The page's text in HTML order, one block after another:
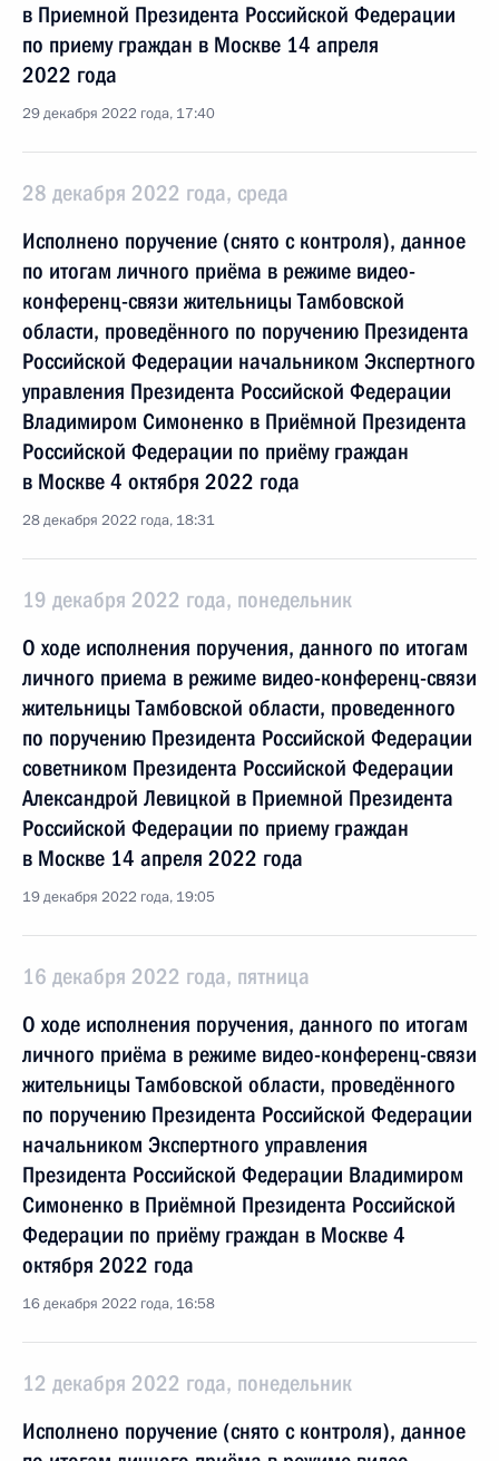
в Приемной Президента Российской Федерации
по приему граждан в Москве 14 апреля
2022 года
29 декабря 2022 года, 17:40
28 декабря 2022 года, среда
Исполнено поручение (снято с контроля), данное
по итогам личного приёма в режиме видео-
конференц-связи жительницы Тамбовской
области, проведённого по поручению Президента
Российской Федерации начальником Экспертного
управления Президента Российской Федерации
Владимиром Симоненко в Приёмной Президента
Российской Федерации по приёму граждан
в Москве 4 октября 2022 года
28 декабря 2022 года, 18:31
19 декабря 2022 года, понедельник
О ходе исполнения поручения, данного по итогам
личного приема в режиме видео-конференц-связи
жительницы Тамбовской области, проведенного
по поручению Президента Российской Федерации
советником Президента Российской Федерации
Александрой Левицкой в Приемной Президента
Российской Федерации по приему граждан
в Москве 14 апреля 2022 года
19 декабря 2022 года, 19:05
16 декабря 2022 года, пятница
О ходе исполнения поручения, данного по итогам
личного приёма в режиме видео-конференц-связи
жительницы Тамбовской области, проведённого
по поручению Президента Российской Федерации
начальником Экспертного управления
Президента Российской Федерации Владимиром
Симоненко в Приёмной Президента Российской
Федерации по приёму граждан в Москве 4
октября 2022 года
16 декабря 2022 года, 16:58
12 декабря 2022 года, понедельник
Исполнено поручение (снято с контроля), данное